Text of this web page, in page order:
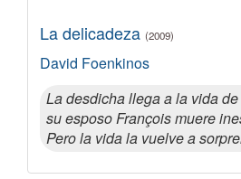
La delicadeza (2009)
David Foenkinos
La desdicha llega a la vida
su esposo François muere
Pero la vida la vuelve a